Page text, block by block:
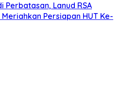
Lanud RSA
Persiapan HUT Ke-